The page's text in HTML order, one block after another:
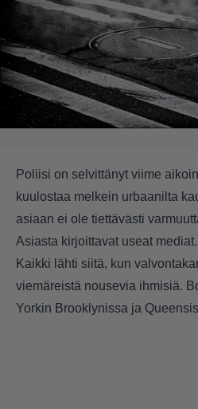
Poliisi on selvittänyt viime
kuulostaa melkein urbaanilta
asiaan ei ole tiettävästi
Asiasta kirjoittavat useat mediat.
Kaikki lähti siitä, kun
viemäreistä nousevia ihmisiä.
Yorkin Brooklynissa ja